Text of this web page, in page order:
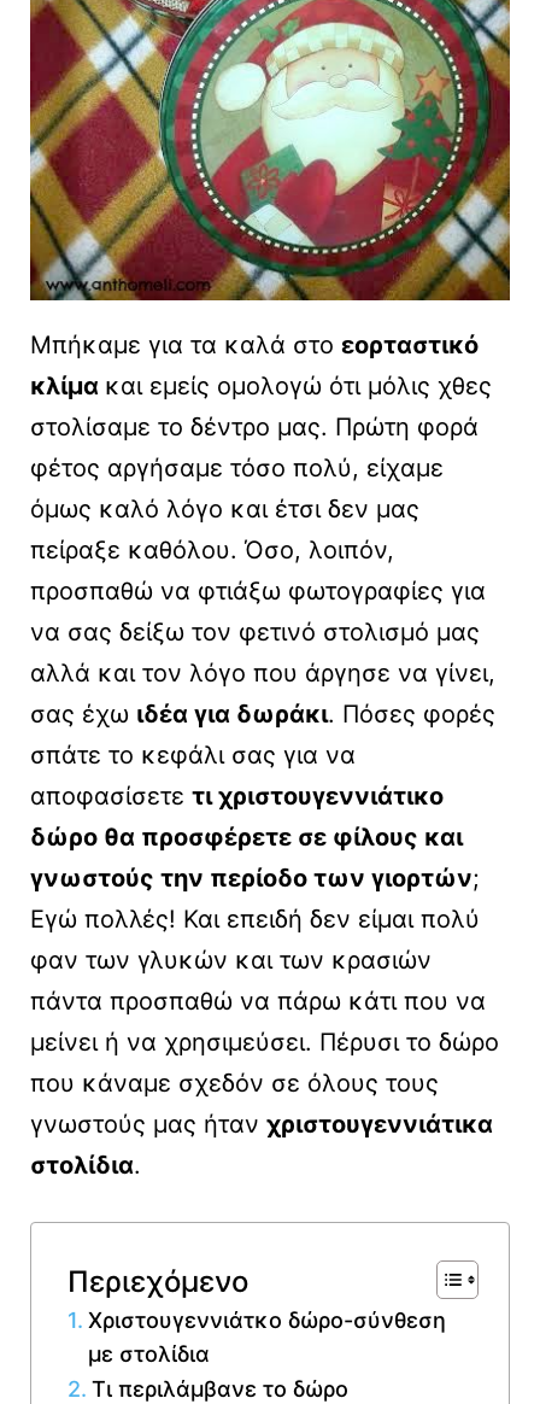
Μπήκαμε για τα καλά στο εορταστικό
κλίμα και εμείς ομολογώ ότι μόλις χθες
στολίσαμε το δέντρο μας. Πρώτη φορά
φέτος αργήσαμε τόσο πολύ, είχαμε
όμως καλό λόγο και έτσι δεν μας
πείραξε καθόλου. Όσο, λοιπόν,
προσπαθώ να φτιάξω φωτογραφίες για
να σας δείξω τον φετινό στολισμό μας
αλλά και τον λόγο που άργησε να γίνει,
σας έχω ιδέα για δωράκι. Πόσες φορές
σπάτε το κεφάλι σας για να
αποφασίσετε τι χριστουγεννιάτικο
δώρο θα προσφέρετε σε φίλους και
γνωστούς την περίοδο των γιορτών;
Εγώ πολλές! Και επειδή δεν είμαι πολύ
φαν των γλυκών και των κρασιών
πάντα προσπαθώ να πάρω κάτι που να
μείνει ή να χρησιμεύσει. Πέρυσι το δώρο
που κάναμε σχεδόν σε όλους τους
γνωστούς μας ήταν χριστουγεννιάτικα
στολίδια.
Περιεχόμενο
Χριστουγεννιάτκο δώρο-σύνθεση
με στολίδια
Τι περιλάμβανε το δώρο